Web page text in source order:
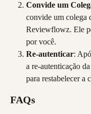
Convide um
convide um colega
Reviewflowz. Ele
por você.
Re-autenticar:
a re-autenticação
para restabelecer a
FAQs